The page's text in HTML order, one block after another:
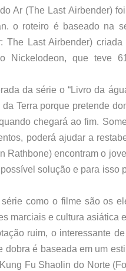
Ar (The Last Airbender)
o roteiro é baseado na
The Last Airbender)
Nickelodeon, que teve
da série o “Livro da
Terra porque pretende
chegará ao fim.
poderá ajudar a
Rathbone) encontram o
solução e para isso
como o filme são os
marciais e cultura asiática
ruim, o interessante
dobra é baseada em um
Fu Shaolin do Norte